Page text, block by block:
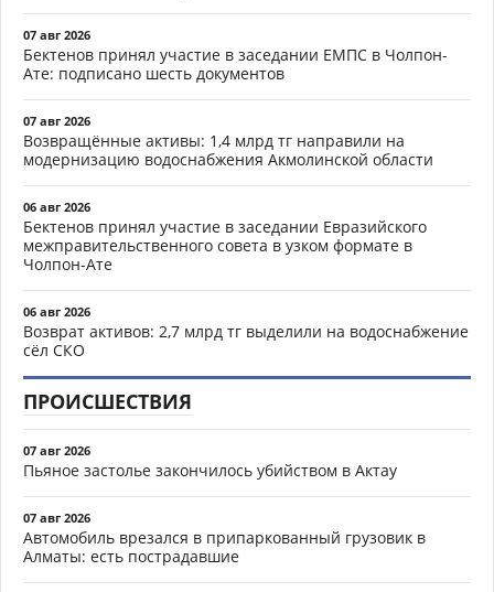
07 авг 2026
Бектенов принял участие в заседании ЕМПС в Чолпон-
Ате: подписано шесть документов
07 авг 2026
Возвращённые активы: 1,4 млрд тг направили на
модернизацию водоснабжения Акмолинской области
06 авг 2026
Бектенов принял участие в заседании Евразийского
межправительственного совета в узком формате в
Чолпон-Ате
06 авг 2026
Возврат активов: 2,7 млрд тг выделили на водоснабжение
сёл СКО
ПРОИСШЕСТВИЯ
07 авг 2026
Пьяное застолье закончилось убийством в Актау
07 авг 2026
Автомобиль врезался в припаркованный грузовик в
Алматы: есть пострадавшие